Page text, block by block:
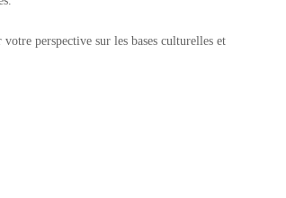
perspective sur les bases culturelles et